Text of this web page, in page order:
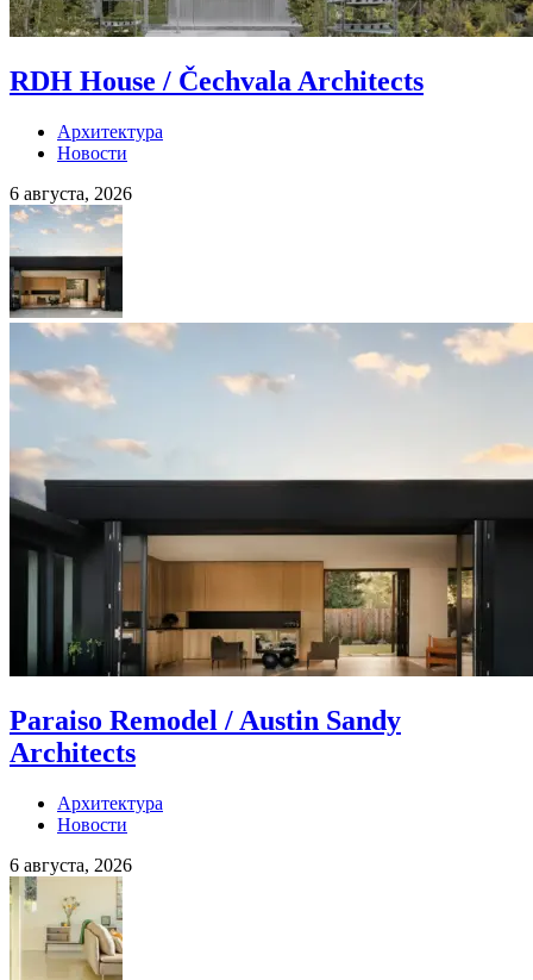
RDH House / Čechvala Architects
Архитектура
Новости
6 августа, 2026
Paraiso Remodel / Austin Sandy
Architects
Архитектура
Новости
6 августа, 2026